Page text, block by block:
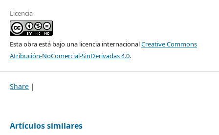
Licencia
Esta obra está bajo una licencia internacionalCreative Commons
Atribución-NoComercial-SinDerivadas 4.0.
Share |
Artículos similares